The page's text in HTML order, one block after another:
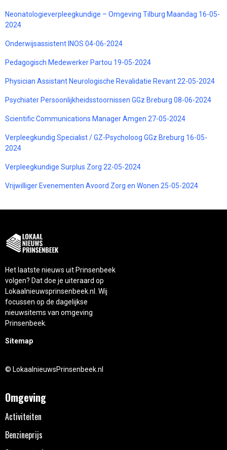
Neonatologieverpleegkundige – Omgeving Tilburg Maandag 16-05-
2024
Onderwijsassistent INOS 04-06-2024
Pedagogisch Medewerker Partou 19-05-2024
Physician Assistant Neurologische Revalidatie Revant 22-05-2024
Psychiater Persoonlijkheidsstoornissen GGz Breburg 08-06-2024
Scientific Communications Manager Amgen 27-05-2024
Verpleegkundig Specialist / GZ-Psycholoog GGz Breburg 16-05-
2024
Verpleegkundige Surplus Zorg 22-05-2024
Vrijwilliger Evenementen Avoord Zorg en Wonen 25-05-2024
Het laatste nieuws uit Prinsenbeek
volgen? Dat doe je uiteraard op
Lokaalnieuwsprinsenbeek.nl. Wij
focussen op de dagelijkse
nieuwsitems van omgeving
Prinsenbeek.
Sitemap
© LokaalnieuwsPrinsenbeek.nl
Omgeving
Activiteiten
Benzineprijs